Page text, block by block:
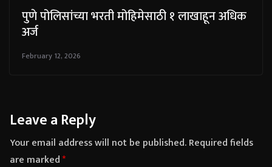
पुणे पोलिसांच्या भरती मोहिमेसाठी १ लाखाहून अधिक
अर्ज
February 12, 2026
Leave a Reply
Your email address will not be published.Required fields
are marked*